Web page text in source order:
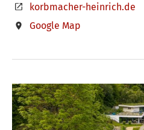
korbmacher-heinrich.de
Google Map